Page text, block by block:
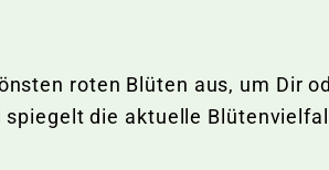
roten Blüten aus, um Dir
die aktuelle